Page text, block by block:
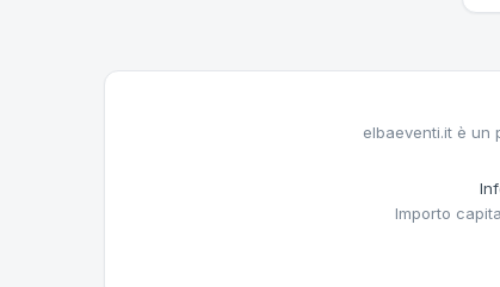
elbaeventi.it è un
Importo